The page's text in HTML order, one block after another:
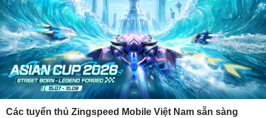
Các tuyển thủ Zingspeed Mobile Việt Nam sẵn sàng